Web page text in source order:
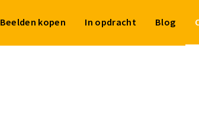
Beelden kopen In opdracht Blog